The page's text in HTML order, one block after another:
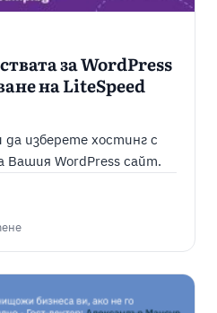
за WordPress
на LiteSpeed
изберете хостинг с
Вашия WordPress сайт.